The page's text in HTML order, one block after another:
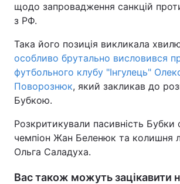
щодо запровадження санкцій
з РФ.
Така його позиція викликала
особливо брутально висловився
футбольного клубу "Інгулець"
Поворознюк, який закликав до
Бубкою.
Розкритикували пасивність Бубки
чемпіон Жан Беленюк та колишня
Ольга Саладуха.
Вас також можуть зацікавити